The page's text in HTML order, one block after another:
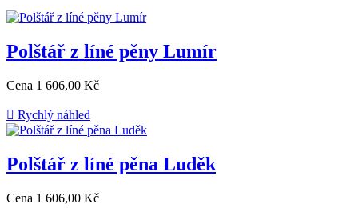
Polštář z líné pěny Lumír
Cena 1 606,00 Kč
 Rychlý náhled
Polštář z líné pěna Luděk
Cena 1 606,00 Kč